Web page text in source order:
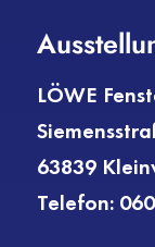
LÖWE
63839
Telefon: